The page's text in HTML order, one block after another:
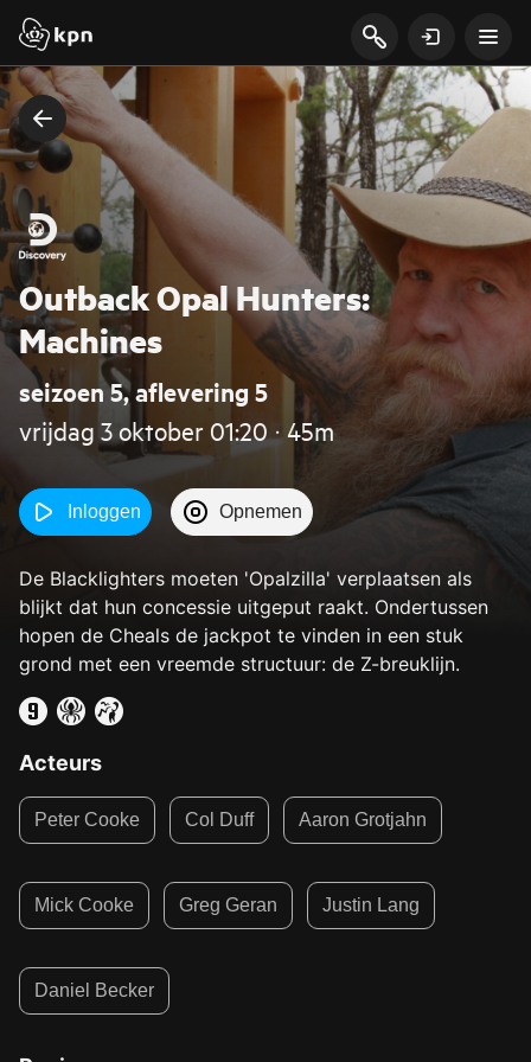
Outback Opal Hunters:
Machines
seizoen 5, aflevering 5
vrijdag 3 oktober 01:20 ‧ 45m
Inloggen Opnemen
De Blacklighters moeten 'Opalzilla' verplaatsen als
blijkt dat hun concessie uitgeput raakt. Ondertussen
hopen de Cheals de jackpot te vinden in een stuk
grond met een vreemde structuur: de Z-breuklijn.
Acteurs
Peter Cooke Col Duff Aaron Grotjahn
Mick Cooke Greg Geran Justin Lang
Daniel Becker